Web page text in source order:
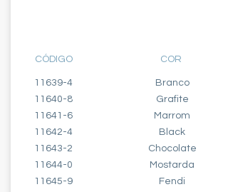
CÓDIGO
11639-4
11640-8
11641-6
11642-4
11643-2
11644-0
11645-9
COR
Branco
Grafite
Marrom
Black
Chocolate
Mostarda
Fendi